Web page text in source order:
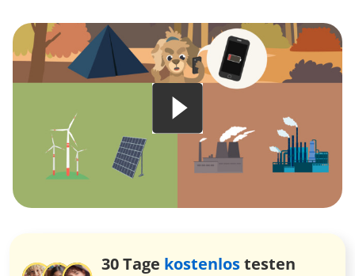
30 Tage kostenlostesten